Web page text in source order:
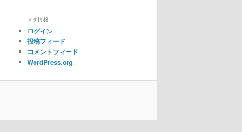
メタ情報
ログイン
投稿フィード
コメントフィード
WordPress.org